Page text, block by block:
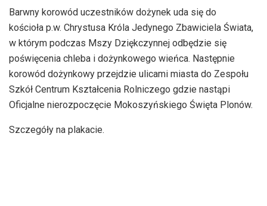
Barwny korowód uczestników dożynek uda się do
kościoła p.w. Chrystusa Króla Jedynego Zbawiciela Świata,
w którym podczas Mszy Dziękczynnej odbędzie się
poświęcenia chleba i dożynkowego wieńca. Następnie
korowód dożynkowy przejdzie ulicami miasta do Zespołu
Szkół Centrum Kształcenia Rolniczego gdzie nastąpi
Oficjalne nierozpoczęcie Mokoszyńskiego Święta Plonów.
Szczegóły na plakacie.